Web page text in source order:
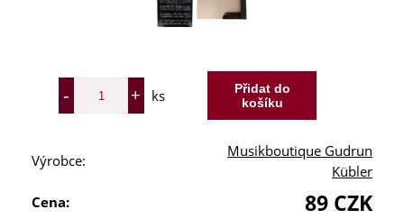
ks
Výrobce:
Musikboutique Gudrun
Kübler
Cena:
89 CZK